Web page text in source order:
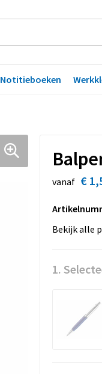
Notitieboeken
vanaf €
Bekijk alle
1.